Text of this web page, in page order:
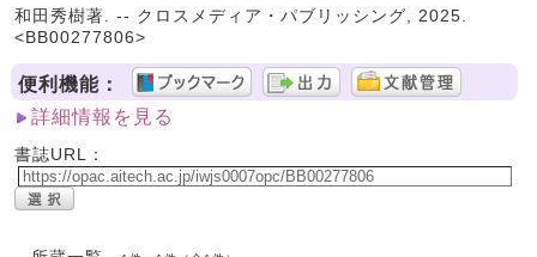
和田秀樹著. -- クロスメディア・パブリッシング, 2025.
<BB00277806>
便利機能：
詳細情報を見る
書誌URL：